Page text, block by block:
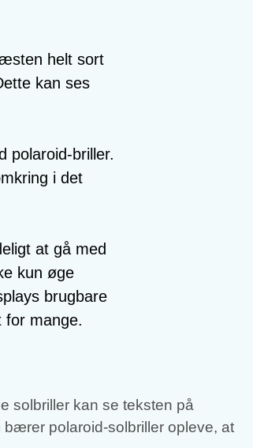
helt sort
kan ses
polaroid-briller.
i det
at gå med
kun øge
brugbare
for mange.
solbriller kan se teksten på
polaroid-solbriller opleve, at